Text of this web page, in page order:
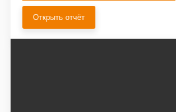
Открыть отчёт